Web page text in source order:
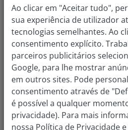
carro está equipado.
Confirme o valor do seu
Para finalizar a nossa
agendamento para uma das
que possa comprovar o
dos nossos especialistas e
oferta pelo seu Porsche.
Receba o pagamento
Ao clicar em "Aceitar tudo",
sua experiência de utilizador
tecnologias semelhantes. Ao
consentimento explícito.
parceiros publicitários
Google, para lhe mostrar
em outros sites. Pode
consentimento através de
é possível a qualquer
privacidade). Para mais
nossa Política de Privacidade